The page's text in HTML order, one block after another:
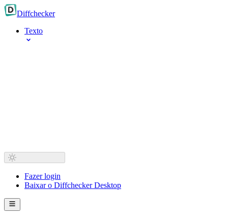
Diffchecker
Texto
Fazer login
Baixar o Diffchecker Desktop